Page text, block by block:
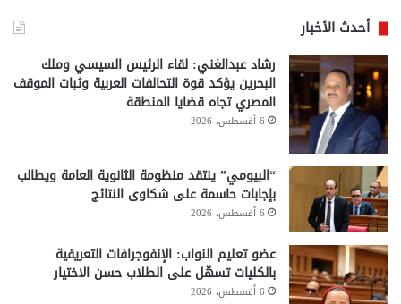
أحدث الأخبار
رشاد عبدالغني: لقاء الرئيس السيسي وملك
البحرين يؤكد قوة التحالفات العربية وثبات الموقف
المصري تجاه قضايا المنطقة
6 أغسطس، 2026
“البيومي” ينتقد منظومة الثانوية العامة ويطالب
بإجابات حاسمة على شكاوى النتائج
6 أغسطس، 2026
عضو تعليم النواب: الإنفوجرافات التعريفية
بالكليات تسهّل على الطلاب حسن الاختيار
6 أغسطس، 2026